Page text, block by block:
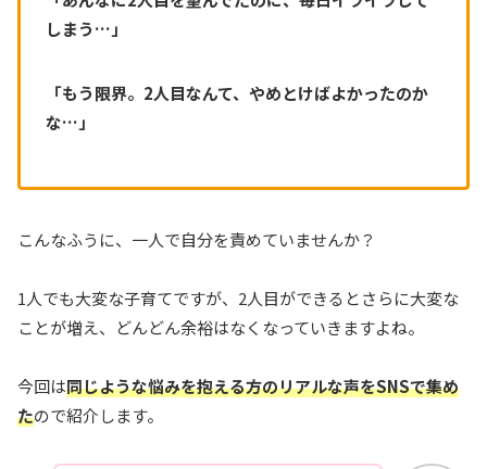
しまう…」
「もう限界。2人目なんて、やめとけばよかったのか
な…」
こんなふうに、一人で自分を責めていませんか？
1人でも大変な子育てですが、2人目ができるとさらに大変な
ことが増え、どんどん余裕はなくなっていきますよね。
今回は同じような悩みを抱える方のリアルな声をSNSで集め
たので紹介します。